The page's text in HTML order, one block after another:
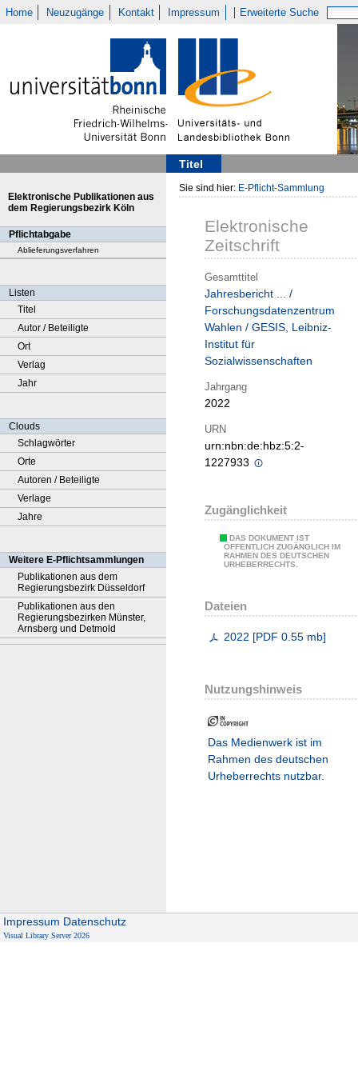
Home Neuzugänge Kontakt Impressum Erweiterte Suche
Titel
Elektronische Publikationen aus
dem Regierungsbezirk Köln
Pflichtabgabe
Ablieferungsverfahren
Listen
Titel
Autor / Beteiligte
Ort
Verlag
Jahr
Clouds
Schlagwörter
Orte
Autoren / Beteiligte
Verlage
Jahre
Weitere E-Pflichtsammlungen
Publikationen aus dem
Regierungsbezirk Düsseldorf
Publikationen aus den
Regierungsbezirken Münster,
Arnsberg und Detmold
Sie sind hier: E-Pflicht-Sammlung
Elektronische
Zeitschrift
Gesamttitel
Jahresbericht ... /
Forschungsdatenzentrum
Wahlen / GESIS, Leibniz-
Institut für
Sozialwissenschaften
Jahrgang
2022
URN
urn:nbn:de:hbz:5:2-
1227933
Zugänglichkeit
DAS DOKUMENT IST
ÖFFENTLICH ZUGÄNGLICH IM
RAHMEN DES DEUTSCHEN
URHEBERRECHTS.
Dateien
2022 [PDF 0.55 mb]
Nutzungshinweis
Das Medienwerk ist im
Rahmen des deutschen
Urheberrechts nutzbar.
Impressum Datenschutz
Visual Library Server 2026